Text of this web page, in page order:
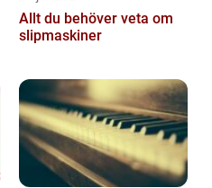
Allt du behöver veta om
slipmaskiner